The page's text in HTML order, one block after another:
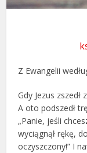
Z Ewangelii
Gdy Jezus
A oto podszedł
„Panie, jeśli
wyciągnął rękę,
oczyszczony!” I